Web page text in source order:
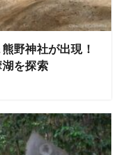
野神社が出現！
を探索